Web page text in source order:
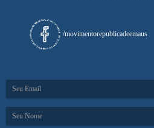
/movimentorepublicadeemaus